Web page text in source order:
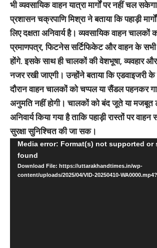
भी व्यवसायिक वाहन यात्रा मार्गों पर नहीं चल
प्रशासन चक्रपाणि मिश्रा ने बताया कि पहाड़ी
लिए दक्षता अनिवार्य है। व्यवसायिक वाहन चालकों
प्रमाणपत्र, फिटनेस सर्टिफिकेट और वाहन के
होंगे. इसके साथ ही चालकों की वेशभूषा, व्यवहार और
नजर रखी जाएगी। उन्होंने बताया कि एडवाइजरी
दौरान वाहन चालकों को चप्पल या सैंडल पहनकर
अनुमति नहीं होगी। चालकों को बंद जूते या
अनिवार्य किया गया है ताकि पहाड़ी रास्तों पर
सुरक्षा सुनिश्चित की जा सक।
Video
Player
Media error: Format(s) not supported or
found
Download File: https://uttarakhandtimes.in/wp-
content/uploads/2025/04/VID-20250410-